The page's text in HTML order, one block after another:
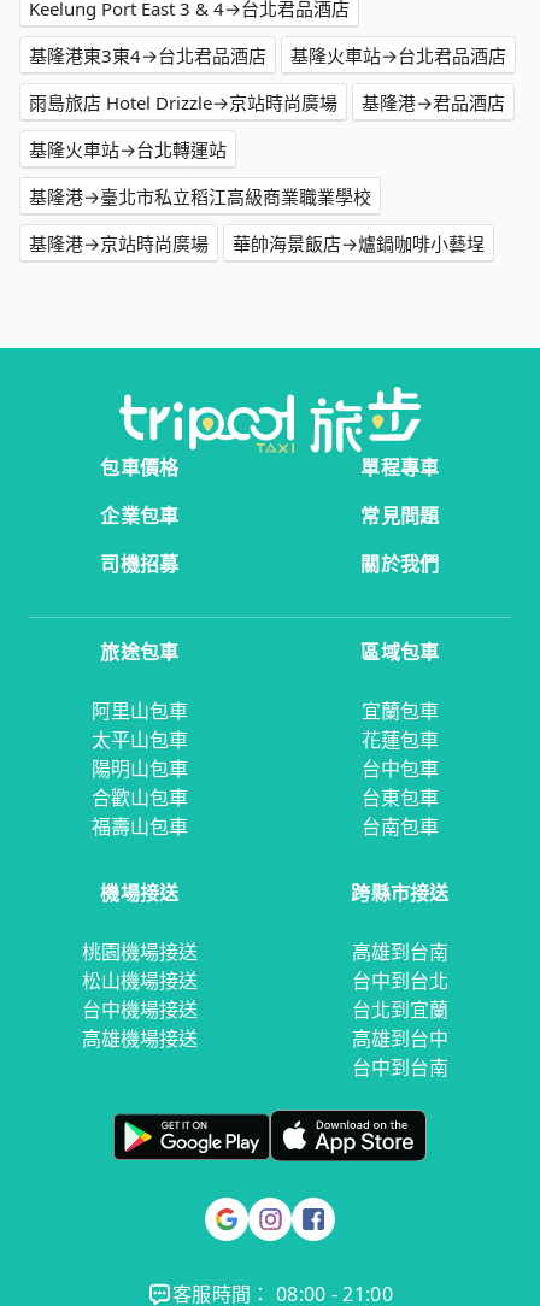
Keelung Port East 3 & 4→台北君品酒店
基隆港東3東4→台北君品酒店
基隆火車站→台北君品酒店
雨島旅店 Hotel Drizzle→京站時尚廣場
基隆港→君品酒店
基隆火車站→台北轉運站
基隆港→臺北市私立稻江高級商業職業學校
基隆港→京站時尚廣場
華帥海景飯店→爐鍋咖啡小藝埕
包車價格
單程專車
企業包車
常見問題
司機招募
關於我們
旅途包車
阿里山包車
太平山包車
陽明山包車
合歡山包車
福壽山包車
區域包車
宜蘭包車
花蓮包車
台中包車
台東包車
台南包車
機場接送
桃園機場接送
松山機場接送
台中機場接送
高雄機場接送
跨縣市接送
高雄到台南
台中到台北
台北到宜蘭
高雄到台中
台中到台南
客服時間： 08:00 - 21:00